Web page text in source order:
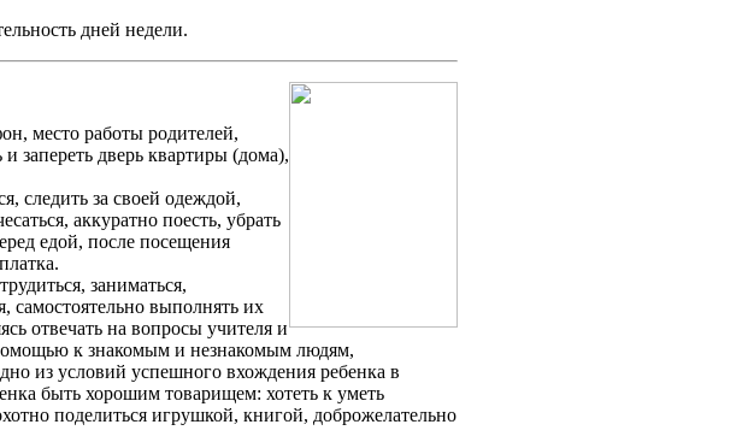
дней недели.
место работы родителей,
запереть дверь квартиры (дома),
следить за своей одеждой,
аккуратно поесть, убрать
едой, после посещения
заниматься,
самостоятельно выполнять их
отвечать на вопросы учителя и
к знакомым и незнакомым людям,
из условий успешного вхождения ребенка в
быть хорошим товарищем: хотеть к уметь
поделиться игрушкой, книгой, доброжелательно